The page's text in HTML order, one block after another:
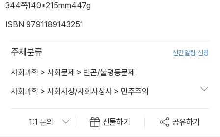
344쪽140*215mm447g
ISBN 9791189143251
주제분류 신간알림 신청
사회과학> 사회문제 > 빈곤/불평등문제
사회과학> 사회사상/사회사상사 > 민주주의
선물하기 공유하기